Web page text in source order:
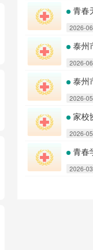
青春
2026-
泰州
2026-
泰州
2026-
家校
2026-
青春
2026-